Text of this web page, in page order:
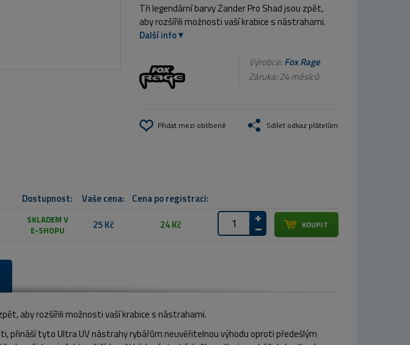
Tři legendární barvy Zander Pro Shad jsou zpět,
aby rozšířili možnosti vaší krabice s nástrahami.
Další info
Výrobce:Fox Rage
Záruka: 24 měsíců
Přidat mezi oblíbené Sdílet odkaz přátelům
Dostupnost: Vaše cena:
Cena po registraci:
SKLADEM V
E-SHOPU
25 Kč 24 Kč
aby rozšířili možnosti vaší krabice s nástrahami.
přináší tyto Ultra UV nástrahy rybářům neuvěřitelnou výhodu oproti předešlým